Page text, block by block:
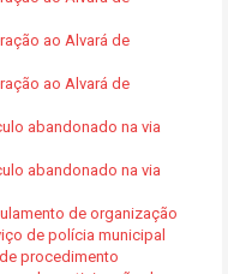
ao Alvará de
ao Alvará de
abandonado na via
abandonado na via
de organização
de polícia municipal
procedimento